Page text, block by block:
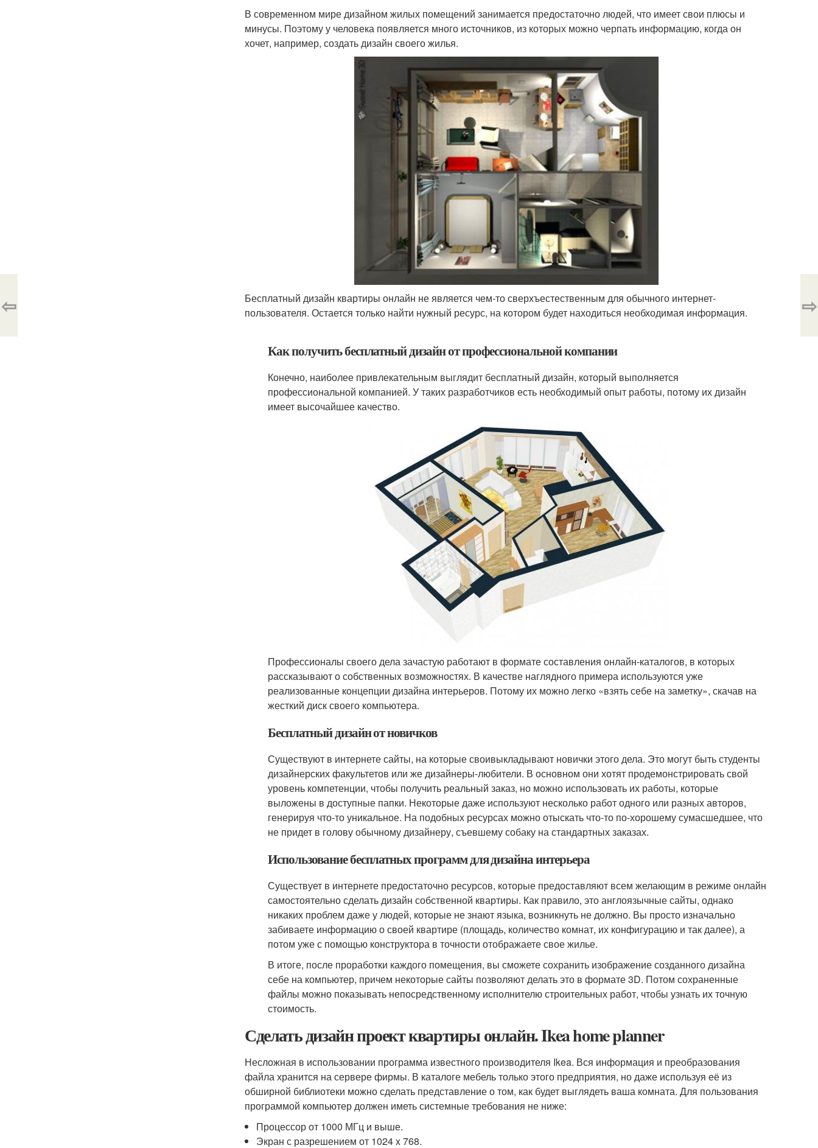
В современном мире дизайном жилых помещений занимается предостаточно людей, что имеет свои плюсы и
минусы. Поэтому у человека появляется много источников, из которых можно черпать информацию, когда он
хочет, например, создать дизайн своего жилья.
Бесплатный дизайн квартиры онлайн не является чем-то сверхъестественным для обычного интернет-
пользователя. Остается только найти нужный ресурс, на котором будет находиться необходимая информация.
Как получить бесплатный дизайн от профессиональной компании
Конечно, наиболее привлекательным выглядит бесплатный дизайн, который выполняется
профессиональной компанией. У таких разработчиков есть необходимый опыт работы, потому их дизайн
имеет высочайшее качество.
Профессионалы своего дела зачастую работают в формате составления онлайн-каталогов, в которых
рассказывают о собственных возможностях. В качестве наглядного примера используются уже
реализованные концепции дизайна интерьеров. Потому их можно легко «взять себе на заметку», скачав на
жесткий диск своего компьютера.
Бесплатный дизайн от новичков
Существуют в интернете сайты, на которые своивыкладывают новички этого дела. Это могут быть студенты
дизайнерских факультетов или же дизайнеры-любители. В основном они хотят продемонстрировать свой
уровень компетенции, чтобы получить реальный заказ, но можно использовать их работы, которые
выложены в доступные папки. Некоторые даже используют несколько работ одного или разных авторов,
генерируя что-то уникальное. На подобных ресурсах можно отыскать что-то по-хорошему сумасшедшее, что
не придет в голову обычному дизайнеру, съевшему собаку на стандартных заказах.
Использование бесплатных программ для дизайна интерьера
Существует в интернете предостаточно ресурсов, которые предоставляют всем желающим в режиме онлайн
самостоятельно сделать дизайн собственной квартиры. Как правило, это англоязычные сайты, однако
никаких проблем даже у людей, которые не знают языка, возникнуть не должно. Вы просто изначально
забиваете информацию о своей квартире (площадь, количество комнат, их конфигурацию и так далее), а
потом уже с помощью конструктора в точности отображаете свое жилье.
В итоге, после проработки каждого помещения, вы сможете сохранить изображение созданного дизайна
себе на компьютер, причем некоторые сайты позволяют делать это в формате 3D. Потом сохраненные
файлы можно показывать непосредственному исполнителю строительных работ, чтобы узнать их точную
стоимость.
Сделать дизайн проект квартиры онлайн. Ikea home planner
Несложная в использовании программа известного производителя Ikea. Вся информация и преобразования
файла хранится на сервере фирмы. В каталоге мебель только этого предприятия, но даже используя её из
обширной библиотеки можно сделать представление о том, как будет выглядеть ваша комната. Для пользования
программой компьютер должен иметь системные требования не ниже:
Процессор от 1000 МГц и выше.
Экран с разрешением от 1024 x 768.
⇦ ⇨